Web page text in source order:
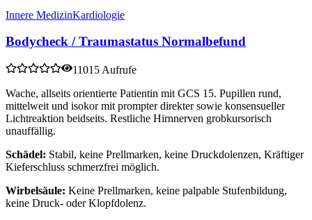
Innere MedizinKardiologie
Bodycheck / Traumastatus Normalbefund
11015 Aufrufe
Wache, allseits orientierte Patientin mit GCS 15. Pupillen rund,
mittelweit und isokor mit prompter direkter sowie konsensueller
Lichtreaktion beidseits. Restliche Hirnnerven grobkursorisch
unauffällig.
Schädel: Stabil, keine Prellmarken, keine Druckdolenzen, Kräftiger
Kieferschluss schmerzfrei möglich.
Wirbelsäule: Keine Prellmarken, keine palpable Stufenbildung,
keine Druck- oder Klopfdolenz.